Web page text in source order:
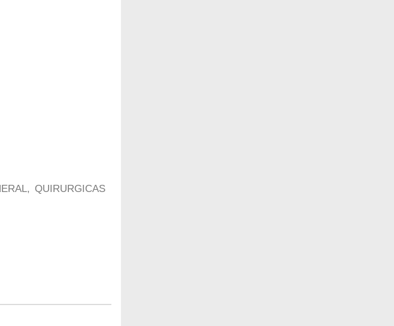
QUIRURGICAS